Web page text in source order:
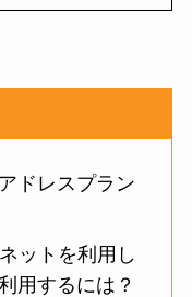
ドレスプラン
ットを利用し
用するには？